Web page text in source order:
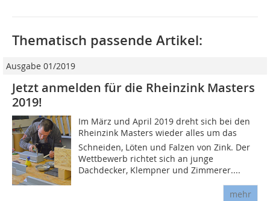
Thematisch passende Artikel:
Ausgabe 01/2019
Jetzt anmelden für die Rheinzink Masters
2019!
Im März und April 2019 dreht sich bei den
Rheinzink Masters wieder alles um das
Schneiden, Löten und Falzen von Zink. Der
Wettbewerb richtet sich an junge
Dachdecker, Klempner und Zimmerer....
mehr